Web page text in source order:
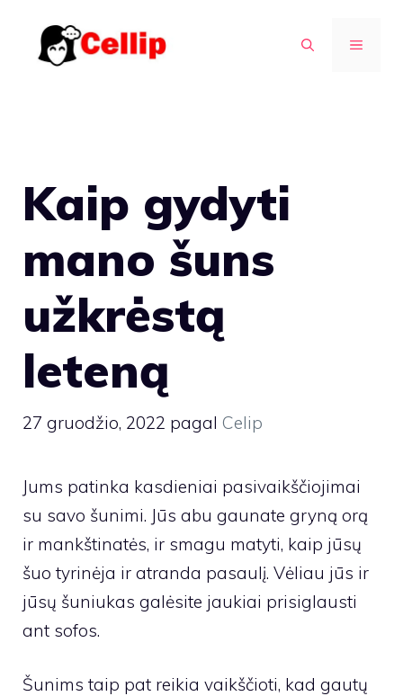
turinio
MENIU
Kaip gydyti
mano šuns
užkrėstą
leteną
27 gruodžio, 2022 pagal Celip
Jums patinka kasdieniai pasivaikščiojimai
su savo šunimi. Jūs abu gaunate gryną orą
ir mankštinatės, ir smagu matyti, kaip jūsų
šuo tyrinėja ir atranda pasaulį. Vėliau jūs ir
jūsų šuniukas galėsite jaukiai prisiglausti
ant sofos.
Šunims taip pat reikia vaikščioti, kad gautų